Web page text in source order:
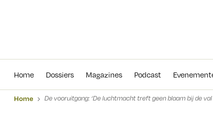
Home Dossiers Magazines Podcast
Home De vooruitgang: ‘De luchtmacht treft geen blaam bij de val